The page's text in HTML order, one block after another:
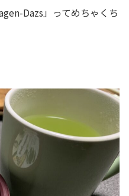
Dazs」ってめちゃくち